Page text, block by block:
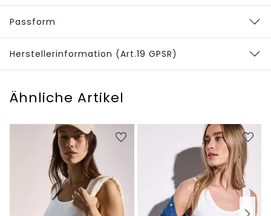
Passform
Herstellerinformation (Art.19 GPSR)
Ähnliche Artikel